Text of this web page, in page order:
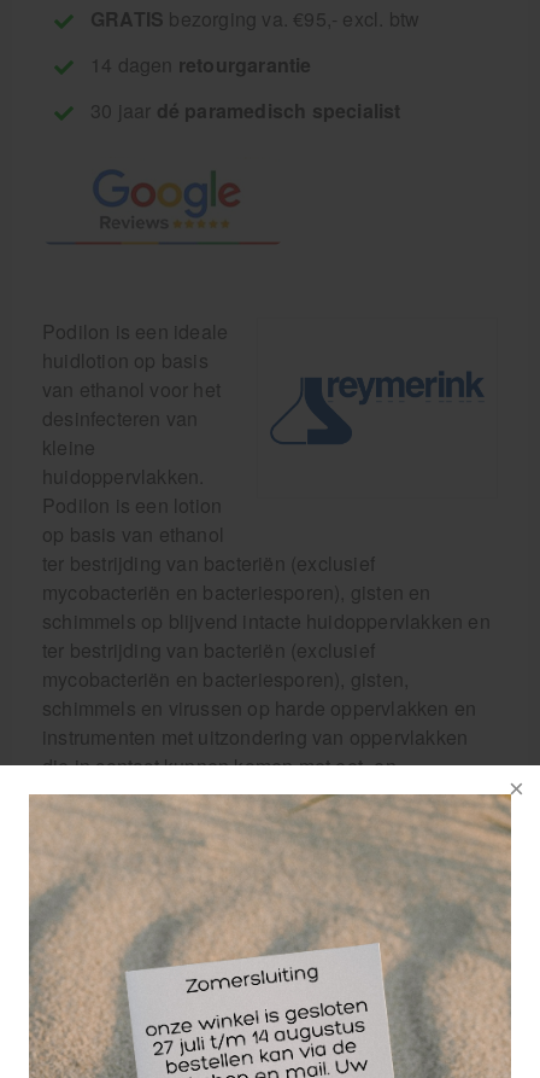
GRATIS bezorging va. €95,- excl. btw
14 dagen retourgarantie
30 jaar dé paramedisch specialist
Podilon is een ideale
huidlotion op basis
van ethanol voor het
desinfecteren van
kleine
huidoppervlakken.
Podilon is een lotion
op basis van ethanol
ter bestrijding van bacteriën (exclusief
mycobacteriën en bacteriesporen), gisten en
schimmels op blijvend intacte huidoppervlakken en
ter bestrijding van bacteriën (exclusief
mycobacteriën en bacteriesporen), gisten,
schimmels en virussen op harde oppervlakken en
instrumenten met uitzondering van oppervlakken
die in contact kunnen komen met eet- en
drinkwaren en grondstoffen hiervoor.
Goedkeuring door het Ctgb.
Toelatingsnummer 14461
Geschikt in de strijd tegen het coronavirus! Was de
handen minimaal 30 seconden!